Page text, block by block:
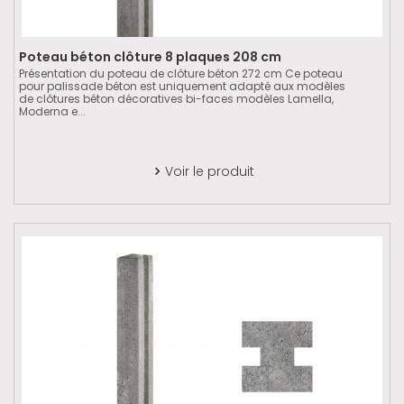
Poteau béton clôture 8 plaques 208 cm
Présentation du poteau de clôture béton 272 cm Ce poteau
pour palissade béton est uniquement adapté aux modèles
de clôtures béton décoratives bi-faces modèles Lamella,
Moderna e...
 Voir le produit